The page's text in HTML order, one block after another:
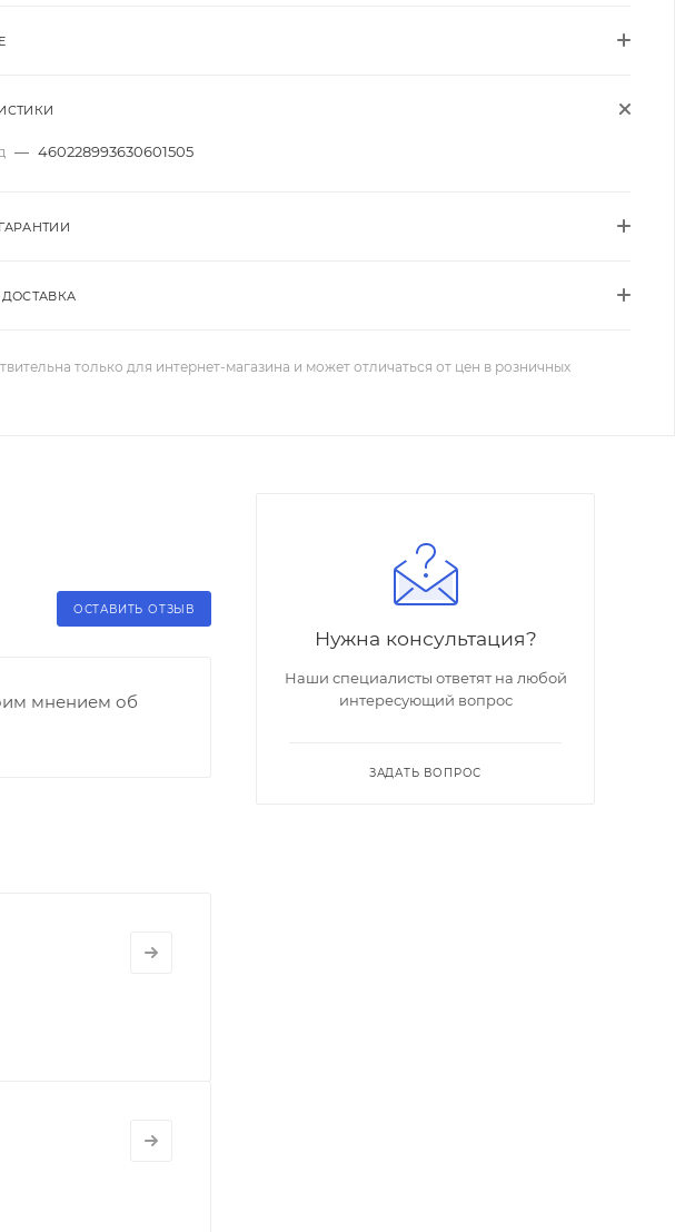
— 460228993630601505
только для интернет-магазина и может отличаться от цен в розничных
ОСТАВИТЬ ОТЗЫВ
мнением об
Нужна консультация?
Наши специалисты ответят на любой
интересующий вопрос
ЗАДАТЬ ВОПРОС